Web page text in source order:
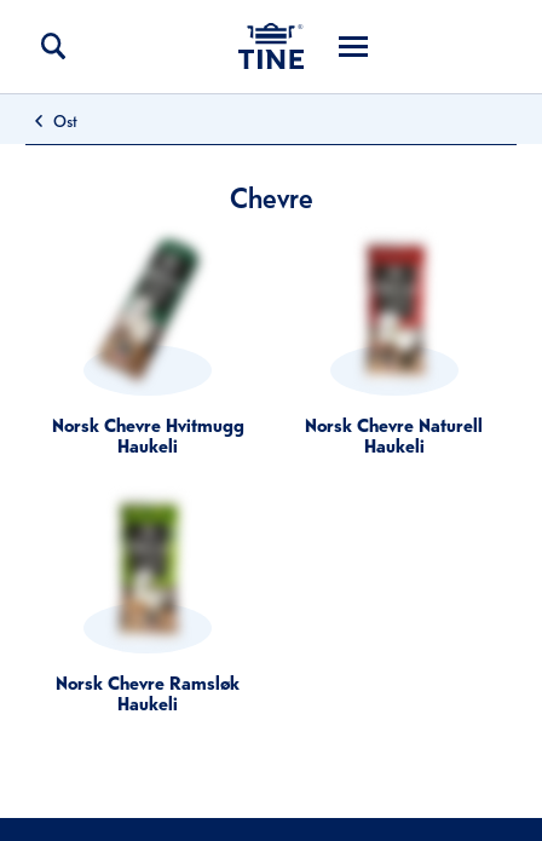
Ost
Chevre
Norsk Chevre Hvitmugg
Haukeli
Norsk Chevre Naturell
Haukeli
Norsk Chevre Ramsløk
Haukeli